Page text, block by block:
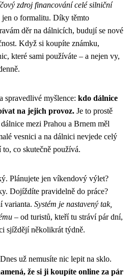
zdroj financování celé silniční
jen o formalitu. Díky těmto
děr na dálnicích, budují se nové
Když si koupíte známku,
které sami používáte – a nejen vy,
spravedlivé myšlence: kdo dálnice
na jejich provoz. Je to prostě
mezi Prahou a Brnem měl
vesnici a na dálnici nevjede celý
co skutečně používá.
Plánujete jen víkendový výlet?
Dojíždíte pravidelně do práce?
varianta. Systém je nastavený tak,
– od turistů, kteří tu stráví pár dní,
sjíždějí několikrát týdně.
už nemusíte nic lepit na sklo.
že si ji koupíte online za pár